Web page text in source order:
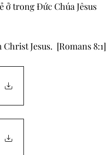
ở trong Đức Chúa Jêsus
Jesus.  [Romans 8:1]